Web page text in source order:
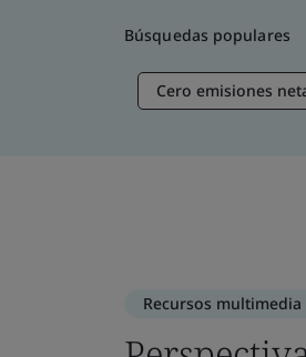
Búsquedas populares
Cero emisiones
Recursos multimedia